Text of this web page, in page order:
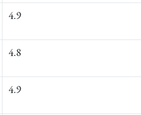
4.9
4.8
4.9